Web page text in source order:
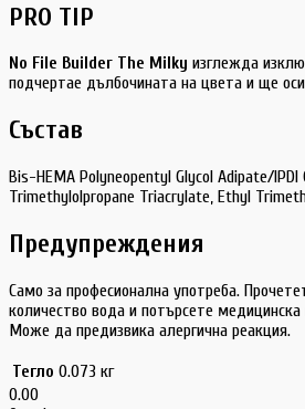
PRO TIP
No File Builder The Milky изглежда
подчертае дълбочината на цвета и ще
Състав
Bis-HEMA Polyneopentyl Glycol Adipate/
Trimethylolpropane Triacrylate, Ethyl
Предупреждения
Само за професионална употреба.
количество вода и потърсете
Може да предизвика алергична реакция.
Тегло 0.073 кг
0.00